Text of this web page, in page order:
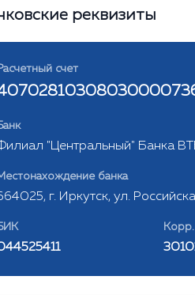
реквизиты
счет
"Центральный" Банка
банка
г. Иркутск, ул.
Корр.